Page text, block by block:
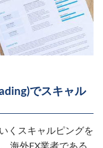
でスキャル
くスキャルピングを